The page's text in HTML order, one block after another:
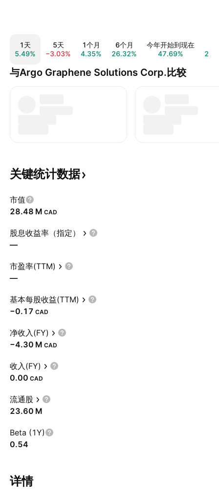
1天
5.49%
5天
−3.03%
1个月
4.35%
6个月
26.32%
今年开始到现在
47.69%
与Argo Graphene Solutions Corp.比较
关键统计数据
市值
‪28.48 M‬ CAD
股息收益率（指定）
—
市盈率(TTM)
—
基本每股收益(TTM)
−0.17 CAD
净收入(FY)
‪−4.30 M‬ CAD
收入(FY)
0.00 CAD
流通股
‪23.60 M‬
Beta (1Y)
0.54
详情